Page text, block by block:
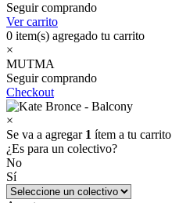
Seguir comprando
Ver carrito
0 item(s) agregado tu carrito
×
MUTMA
Seguir comprando
Checkout
×
Se va a agregar 1 ítem a tu carrito
¿Es para un colectivo?
No
Sí